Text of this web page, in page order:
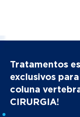
Tratamentos
exclusivos
coluna
CIRURGIA!